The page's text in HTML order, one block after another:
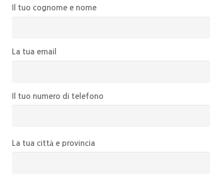
Il tuo cognome e nome
La tua email
Il tuo numero di telefono
La tua città e provincia